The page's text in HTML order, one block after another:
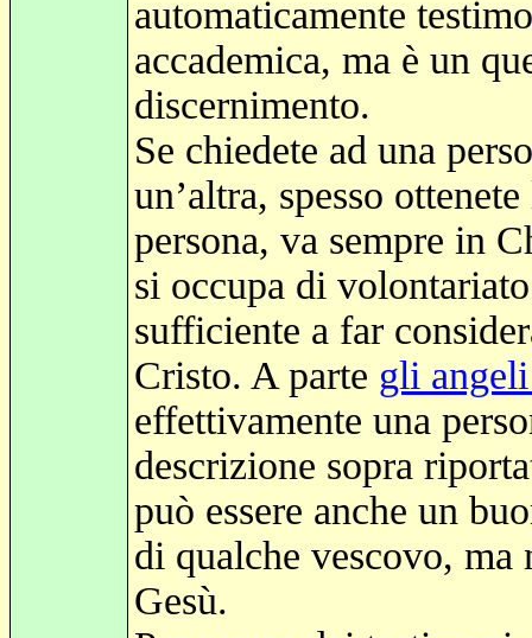
automaticamente
accademica, ma è un
discernimento.
Se chiedete ad una
un’altra, spesso
persona, va sempre in
si occupa di
sufficiente a far
Cristo. A parte gli
effettivamente una
descrizione sopra
può essere anche un
di qualche vescovo, ma
Gesù.